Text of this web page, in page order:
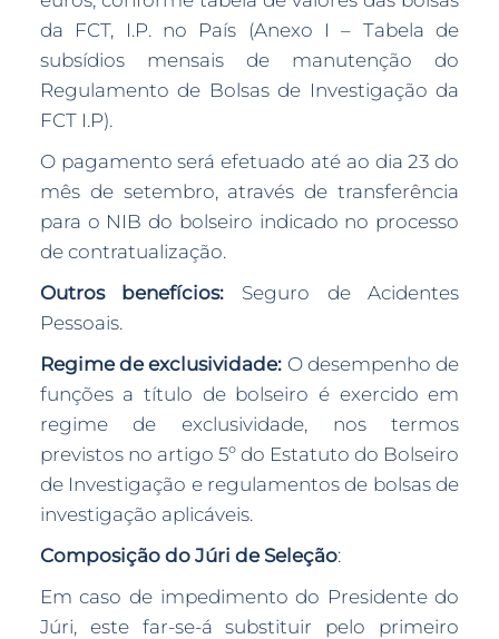
da FCT, I.P. no País (Anexo I – Tabela de
subsídios mensais de manutenção do
Regulamento de Bolsas de Investigação da
FCT I.P).
O pagamento será efetuado até ao dia 23 do
mês de setembro, através de transferência
para o NIB do bolseiro indicado no processo
de contratualização.
Outros benefícios: Seguro de Acidentes
Pessoais.
Regime de exclusividade: O desempenho de
funções a título de bolseiro é exercido em
regime de exclusividade, nos termos
previstos no artigo 5º do Estatuto do Bolseiro
de Investigação e regulamentos de bolsas de
investigação aplicáveis.
Composição do Júri de Seleção:
Em caso de impedimento do Presidente do
Júri, este far-se-á substituir pelo primeiro